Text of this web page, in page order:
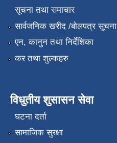
सूचना तथा समाचार
सार्वजनिक खरीद /बोलपत्र सूचना
एन, कानुन तथा निर्देशिका
कर तथा शुल्कहरु
विधुतीय शुसासन सेवा
घटना दर्ता
सामाजिक सुरक्षा